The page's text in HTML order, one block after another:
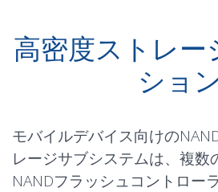
高密度ストレー
ション
モバイルデバイス向けの
レージサブシステムは、複数
NANDフラッシュコントロー